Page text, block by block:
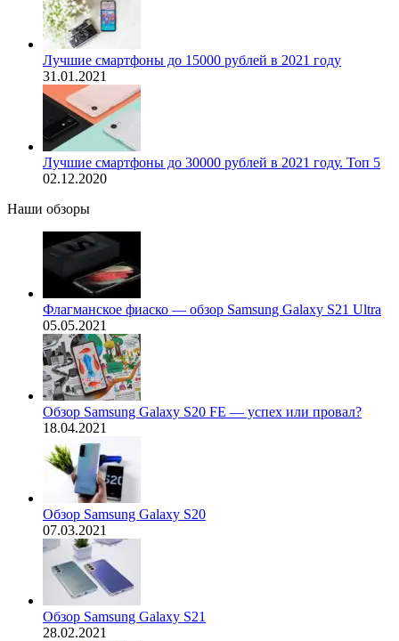
Лучшие смартфоны до 15000 рублей в 2021 году
31.01.2021
Лучшие смартфоны до 30000 рублей в 2021 году. Топ 5
02.12.2020
Наши обзоры
Флагманское фиаско — обзор Samsung Galaxy S21 Ultra
05.05.2021
Обзор Samsung Galaxy S20 FE — успех или провал?
18.04.2021
Обзор Samsung Galaxy S20
07.03.2021
Обзор Samsung Galaxy S21
28.02.2021